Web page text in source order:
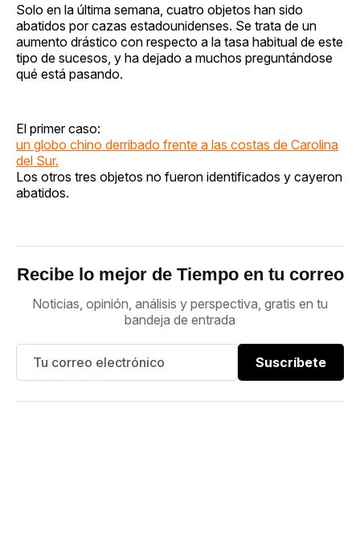
Solo en la última semana, cuatro objetos han sido
abatidos por cazas estadounidenses. Se trata de un
aumento drástico con respecto a la tasa habitual de este
tipo de sucesos, y ha dejado a muchos preguntándose
qué está pasando.
El primer caso:
un globo chino derribado frente a las costas de Carolina
del Sur.
Los otros tres objetos no fueron identificados y cayeron
abatidos.
Recibe lo mejor de Tiempo en tu correo
Noticias, opinión, análisis y perspectiva, gratis en tu
bandeja de entrada
Suscríbete